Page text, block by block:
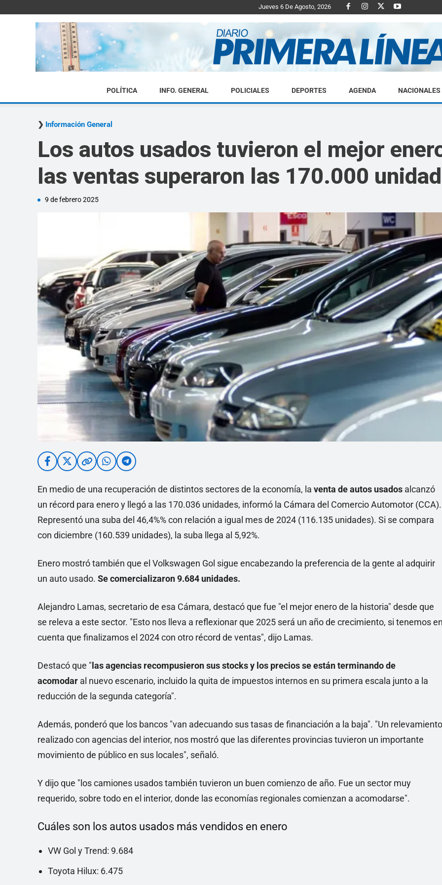
Jueves 6 De Agosto, 2026
Diario
Primera
Linea
POLÍTICA INFO. GENERAL POLICIALES DEPORTES AGENDA NACIONALES
Información General
Los autos usados tuvieron el mejor
las ventas superaron las 170.000
9 de febrero 2025
En medio de una recuperación de distintos sectores de la economía, la venta de autos usados alcanzó
un récord para enero y llegó a las 170.036 unidades, informó la Cámara del Comercio Automotor (CCA).
Representó una suba del 46,4%% con relación a igual mes de 2024 (116.135 unidades). Si se compara
con diciembre (160.539 unidades), la suba llega al 5,92%.
Enero mostró también que el Volkswagen Gol sigue encabezando la preferencia de la gente al adquirir
un auto usado. Se comercializaron 9.684 unidades.
Alejandro Lamas, secretario de esa Cámara, destacó que fue "el mejor enero de la historia" desde que
se releva a este sector. "Esto nos lleva a reflexionar que 2025 será un año de crecimiento, si tenemos
cuenta que finalizamos el 2024 con otro récord de ventas", dijo Lamas.
Destacó que "las agencias recompusieron sus stocks y los precios se están terminando de
acomodar al nuevo escenario, incluido la quita de impuestos internos en su primera escala junto a la
reducción de la segunda categoría".
Además, ponderó que los bancos "van adecuando sus tasas de financiación a la baja". "Un relevamiento
realizado con agencias del interior, nos mostró que las diferentes provincias tuvieron un importante
movimiento de público en sus locales", señaló.
Y dijo que "los camiones usados también tuvieron un buen comienzo de año. Fue un sector muy
requerido, sobre todo en el interior, donde las economías regionales comienzan a acomodarse".
Cuáles son los autos usados más vendidos en enero
VW Gol y Trend: 9.684
Toyota Hilux: 6.475